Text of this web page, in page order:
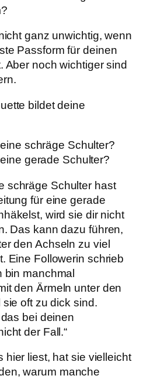
ganz unwichtig, wenn
Passform für deinen
Aber noch wichtiger sind
bildet deine
schräge Schulter?
gerade Schulter?
schräge Schulter hast
für eine gerade
wird sie dir nicht
Das kann dazu führen,
den Achseln zu viel
Eine Followerin schrieb
bin manchmal
den Ärmeln unter den
oft zu dick sind.
bei deinen
der Fall.“
hier liest, hat sie vielleicht
warum manche